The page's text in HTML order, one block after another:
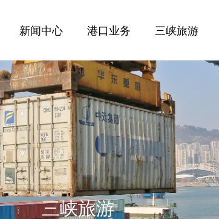
新闻中心 港口业务 三峡旅游
三峡旅游